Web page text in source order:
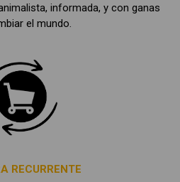
informada, y con ganas
el mundo.
RECURRENTE